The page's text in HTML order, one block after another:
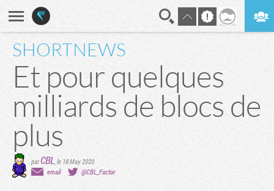
SHORTNEWS
Et pour quelques
milliards de blocs de
plus
parCBL le 18 May 2020
email
@CBL_Factor